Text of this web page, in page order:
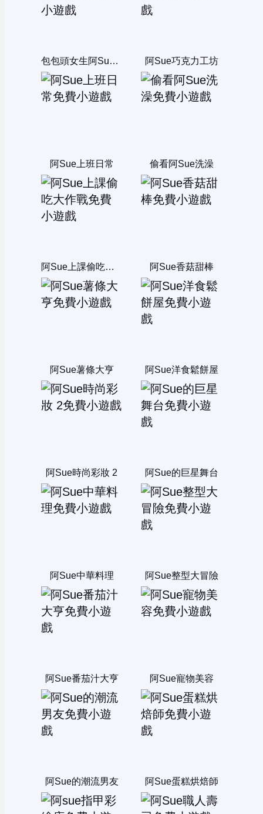
包包頭女生阿Sue煮泡麵 阿Sue巧克力工坊
阿Sue上班日常 偷看阿Sue洗澡
阿Sue上課偷吃大作戰 阿Sue香菇甜棒
阿Sue薯條大亨 阿Sue洋食鬆餅屋
阿Sue時尚彩妝 2 阿Sue的巨星舞台
阿Sue中華料理 阿Sue整型大冒險
阿Sue番茄汁大亨 阿Sue寵物美容
阿Sue的潮流男友 阿Sue蛋糕烘焙師